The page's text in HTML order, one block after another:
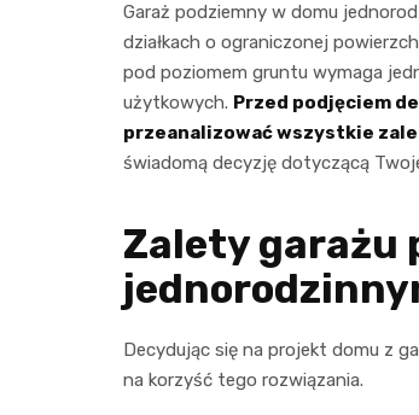
Garaż podziemny w domu
działkach o ograniczonej
pod poziomem gruntu wymaga
użytkowych. Przed podjęciem
przeanalizować wszystkie
świadomą decyzję dotyczącą
Zalety garażu
Decydując się na projekt domu z
na korzyść tego rozwiązania.